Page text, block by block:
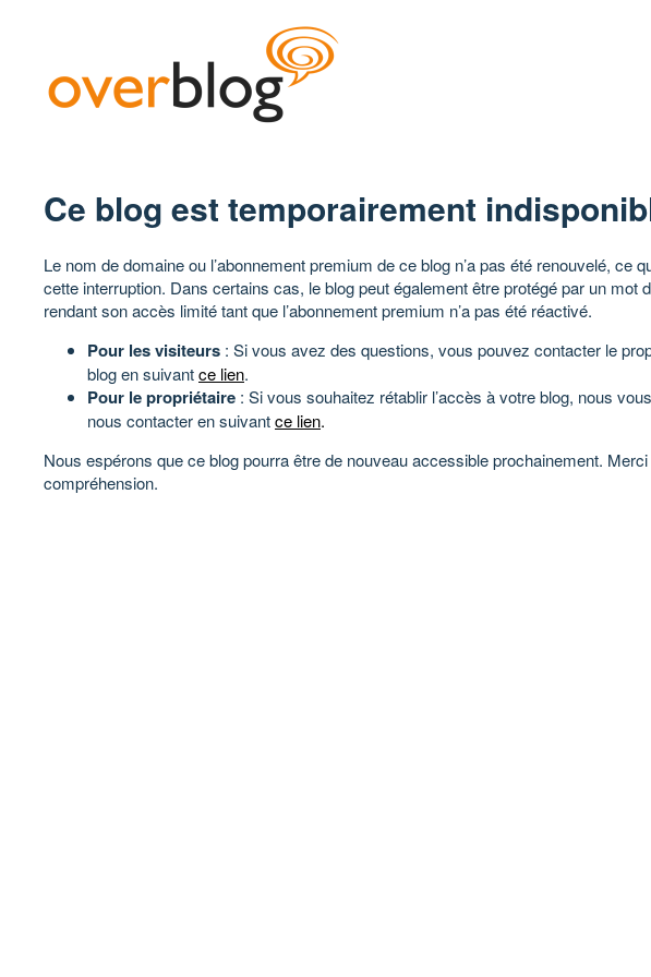
Ce blog est temporairement
Le nom de domaine ou l’abonnement premium de ce blog n’a pas été renouvelé, ce
cette interruption. Dans certains cas, le blog peut également être protégé par un mot
rendant son accès limité tant que l’abonnement premium n’a pas été réactivé.
Pour les visiteurs : Si vous avez des questions, vous pouvez contacter le
blog en suivantce lien.
Pour le propriétaire : Si vous souhaitez rétablir l’accès à votre blog, nous
nous contacter en suivantce lien.
Nous espérons que ce blog pourra être de nouveau accessible prochainement.
compréhension.